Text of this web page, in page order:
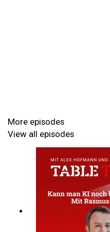
bleiben kann.“
In der Debatte um eine
Flüchtlinge in ihre
Hilfen. „Deutschland
Aufnahme geboten.
ändert und damit de facto
ja auch keinen
More episodes
View all episodes